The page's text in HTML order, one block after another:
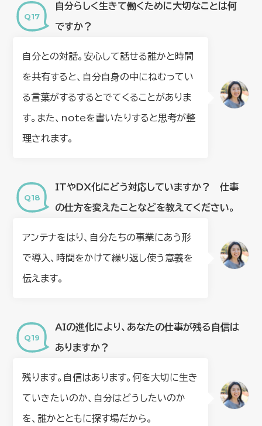
自分らしく生きて働くために大切なことは何
ですか？
自分との対話。安心して話せる誰かと時間
を共有すると、自分自身の中にねむってい
る言葉がするするとでてくることがありま
す。また、noteを書いたりすると思考が整
理されます。
ITやDX化にどう対応していますか？ 仕事
の仕⽅を変えたことなどを教えてください。
アンテナをはり、自分たちの事業にあう形
で導入、時間をかけて繰り返し使う意義を
伝えます。
AIの進化により、あなたの仕事が残る自信は
ありますか？
残ります。自信はあります。何を大切に生き
ていきたいのか、自分はどうしたいのか
を、誰かとともに探す場だから。